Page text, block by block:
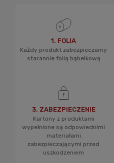
1. FOLIA
Każdy produkt zabezpieczamy
starannie folią bąbelkową
3. ZABEZPIECZENIE
Kartony z produktami
wypełnione są odpowiednimi
materiałami
zabezpieczającymi przed
uszkodzeniem